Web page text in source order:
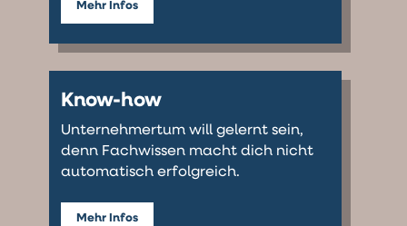
Mehr Infos
Know-how
Unternehmertum will gelernt sein,
denn Fachwissen macht dich nicht
automatisch erfolgreich.
Mehr Infos